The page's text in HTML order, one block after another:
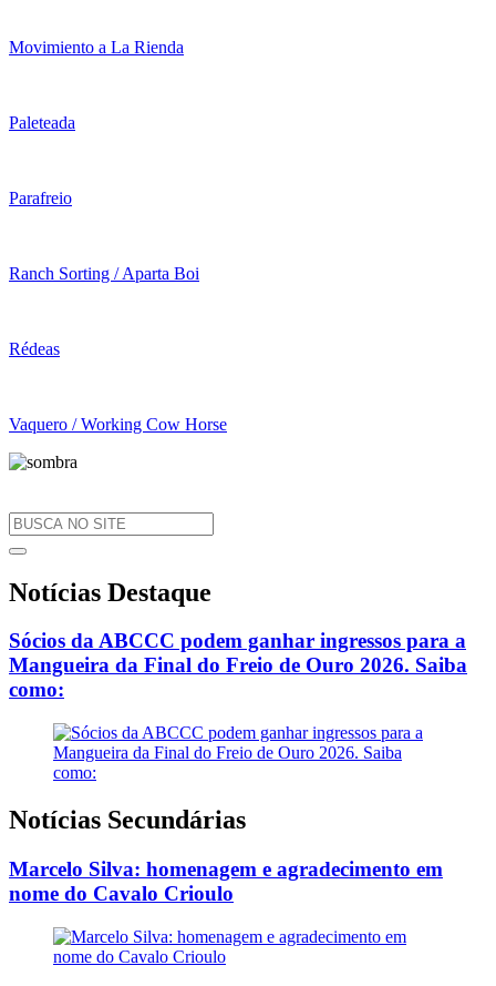
Movimiento a La Rienda
Paleteada
Parafreio
Ranch Sorting / Aparta Boi
Rédeas
Vaquero / Working Cow Horse
Notícias Destaque
Sócios da ABCCC podem ganhar ingressos para a
Mangueira da Final do Freio de Ouro 2026. Saiba
como:
Notícias Secundárias
Marcelo Silva: homenagem e agradecimento em
nome do Cavalo Crioulo